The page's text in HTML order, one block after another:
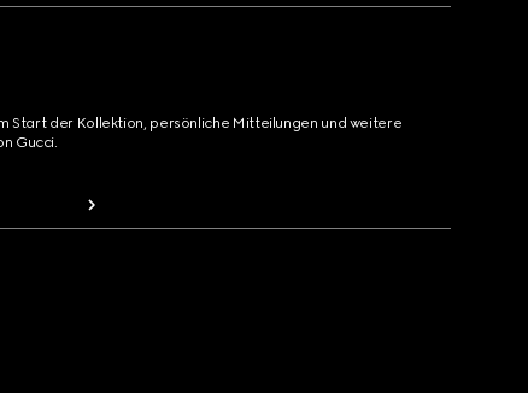
Start der Kollektion, persönliche Mitteilungen und weitere
Gucci.